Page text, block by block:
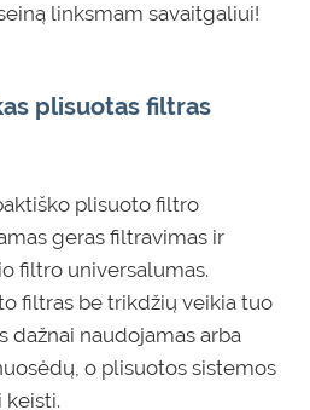
linksmam savaitgaliui!
plisuotas filtras
plisuoto filtro
geras filtravimas ir
filtro universalumas.
filtras be trikdžių veikia tuo
dažnai naudojamas arba
o plisuotos sistemos
keisti.